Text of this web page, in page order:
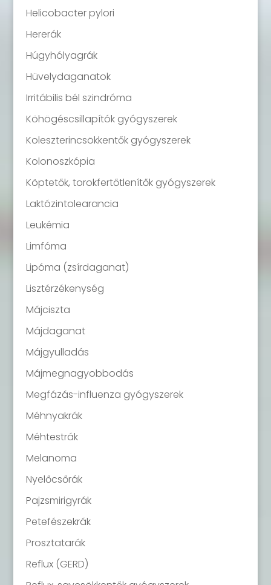
Helicobacter pylori
Hererák
Húgyhólyagrák
Hüvelydaganatok
Irritábilis bél szindróma
Köhögéscsillapítók gyógyszerek
Koleszterincsökkentők gyógyszerek
Kolonoszkópia
Köptetők, torokfertőtlenítők gyógyszerek
Laktózintolearancia
Leukémia
Limfóma
Lipóma (zsírdaganat)
Lisztérzékenység
Májciszta
Májdaganat
Májgyulladás
Májmegnagyobbodás
Megfázás-influenza gyógyszerek
Méhnyakrák
Méhtestrák
Melanoma
Nyelőcsőrák
Pajzsmirigyrák
Petefészekrák
Prosztatarák
Reflux (GERD)